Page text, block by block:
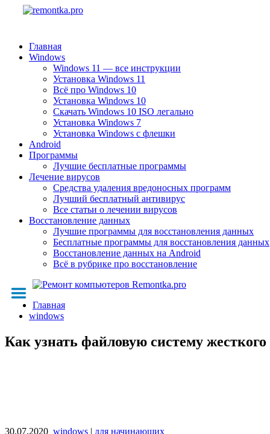
Главная
Windows
Windows 11 — все инструкции
Установка Windows 11
Всё про Windows 10
Установка Windows 10
Скачать Windows 10 ISO легально
Установка Windows 7
Установка Windows с флешки
Android
Программы
Лучшие бесплатные программы
Лечение вирусов
Средства удаления вредоносных программ
Лучший бесплатный антивирус
Все статьи о лечении вирусов
Восстановление данных
Лучшие программы для восстановления данных
Бесплатные программы для восстановления данных
Восстановление данных на Android
Всё в рубрике про восстановление
Главная
windows
Как узнать файловую систему
30.07.2020 windows | для начинающих